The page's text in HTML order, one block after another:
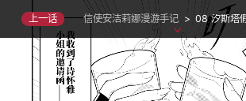
上一话 信使安洁莉娜漫游手记 > 08 汐斯